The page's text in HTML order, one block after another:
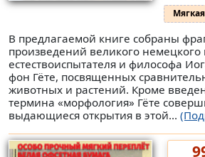
В предлагаемой книге собраны
произведений великого немецкого
естествоиспытателя и философа
фон Гёте, посвященных
животных и растений. Кроме
термина «морфология» Гёте
выдающиеся открытия в этой...